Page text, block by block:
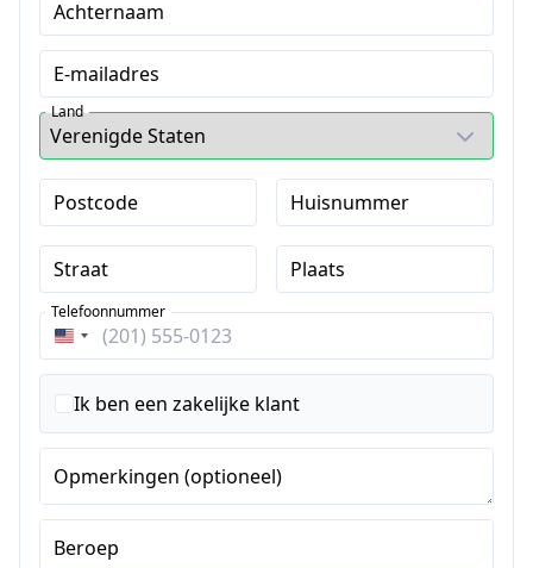
Achternaam
E-mailadres
Land
Postcode Huisnummer
Straat Plaats
Verenigde
Staten
+1
Telefoonnummer
Ik ben een zakelijke klant
Opmerkingen (optioneel)
Beroep